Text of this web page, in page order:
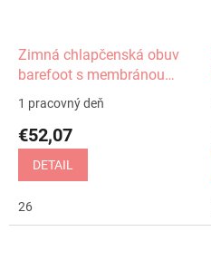
Zimná chlapčenská obuv
barefoot s membránou
Daryk nero Protetika
1 pracovný deň
€52,07
DETAIL
26